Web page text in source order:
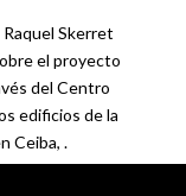
Skerret
el proyecto
del Centro
edificios de la
Ceiba, .